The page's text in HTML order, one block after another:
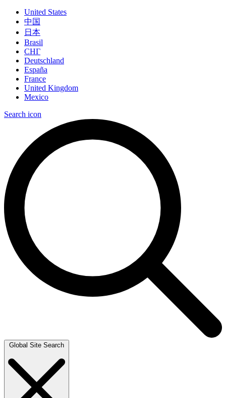
United States
中国
日本
Brasil
СНГ
Deutschland
España
France
United Kingdom
Mexico
Search icon
Global Site Search